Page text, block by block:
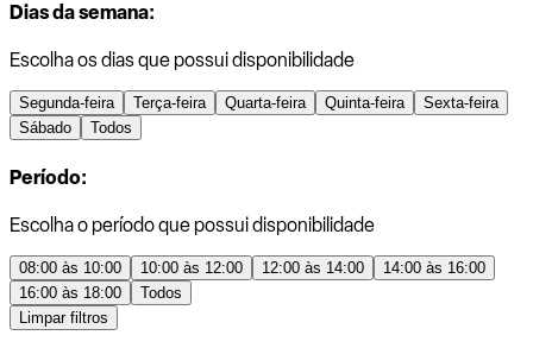
Dias da semana:
Escolha os dias que possui disponibilidade
Segunda-feira Terça-feira Quarta-feira Quinta-feira
Sexta-feira
Sábado
Todos
Período:
Escolha o período que possui disponibilidade
08:00 às 10:00 10:00 às 12:00 12:00 às 14:00
14:00 às 16:00
16:00 às 18:00
Todos
Limpar filtros